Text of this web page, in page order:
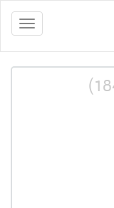
Toggle
navigation